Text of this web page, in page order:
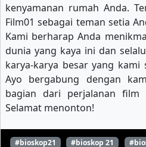
kenyamanan rumah Anda.
Film01 sebagai teman setia
Kami berharap Anda
dunia yang kaya ini dan
karya-karya besar yang kami
Ayo bergabung dengan
bagian dari perjalanan film
Selamat menonton!
#bioskop21 #bioskop 21